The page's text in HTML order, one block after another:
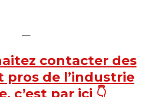
—
contacter des
pros de l’industrie
c’est par ici 👇